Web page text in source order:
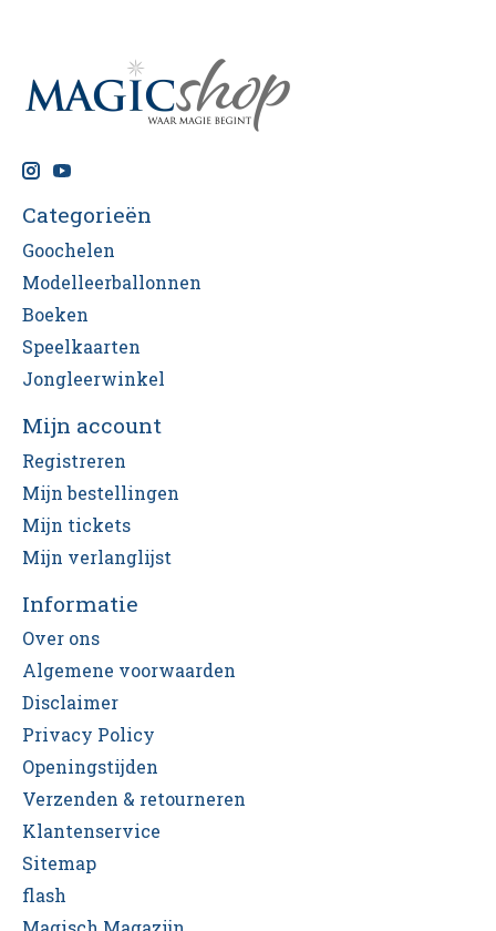
Categorieën
Goochelen
Modelleerballonnen
Boeken
Speelkaarten
Jongleerwinkel
Mijn account
Registreren
Mijn bestellingen
Mijn tickets
Mijn verlanglijst
Informatie
Over ons
Algemene voorwaarden
Disclaimer
Privacy Policy
Openingstijden
Verzenden & retourneren
Klantenservice
Sitemap
flash